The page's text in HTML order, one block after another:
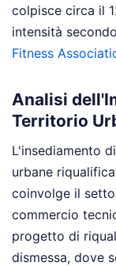
colpisce circa il
intensità
Fitness
Analisi
Territorio
L'insediamento
urbane
coinvolge il
commercio
progetto di
dismessa, dove